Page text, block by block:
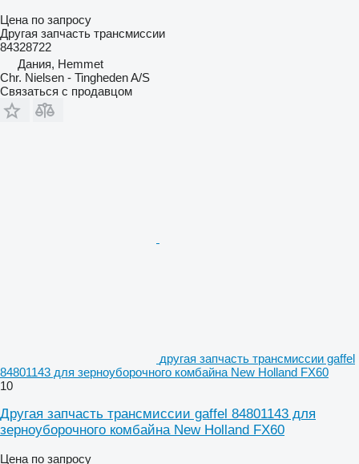
Цена по запросу
Другая запчасть трансмиссии
84328722
Дания, Hemmet
Chr. Nielsen - Tingheden A/S
Связаться с продавцом
другая запчасть трансмиссии gaffel
84801143 для зерноуборочного комбайна New Holland FX60
10
Другая запчасть трансмиссии gaffel 84801143 для
зерноуборочного комбайна New Holland FX60
Цена по запросу